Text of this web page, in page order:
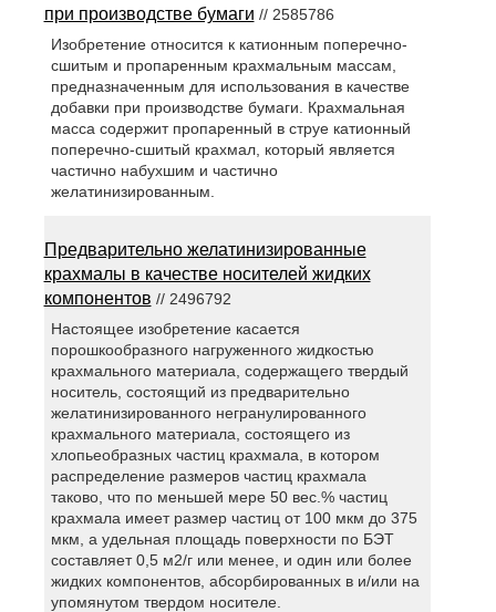
при производстве бумаги // 2585786
Изобретение относится к катионным поперечно-
сшитым и пропаренным крахмальным массам,
предназначенным для использования в качестве
добавки при производстве бумаги. Крахмальная
масса содержит пропаренный в струе катионный
поперечно-сшитый крахмал, который является
частично набухшим и частично
желатинизированным.
Предварительно желатинизированные
крахмалы в качестве носителей жидких
компонентов // 2496792
Настоящее изобретение касается
порошкообразного нагруженного жидкостью
крахмального материала, содержащего твердый
носитель, состоящий из предварительно
желатинизированного негранулированного
крахмального материала, состоящего из
хлопьеобразных частиц крахмала, в котором
распределение размеров частиц крахмала
таково, что по меньшей мере 50 вес.% частиц
крахмала имеет размер частиц от 100 мкм до 375
мкм, а удельная площадь поверхности по БЭТ
составляет 0,5 м2/г или менее, и один или более
жидких компонентов, абсорбированных в и/или на
упомянутом твердом носителе.